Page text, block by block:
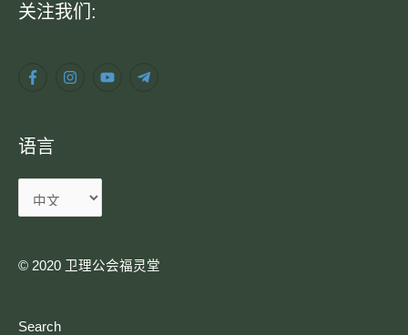
关注我们:
语言
语
© 2020 卫理公会福灵堂​
Search